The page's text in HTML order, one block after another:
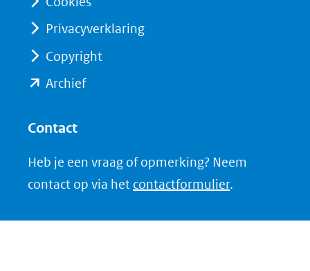
een
andere
website)
andere
Privacyverklaring
Copyright
Archief(opent
(verwijst
naar
Contact
Heb je een vraag of opmerking? Neem
contact op via het contactformulier.